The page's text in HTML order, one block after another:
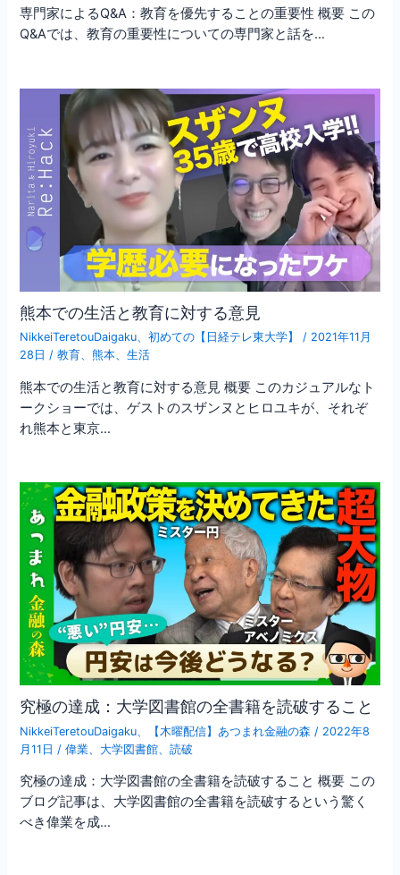
専門家によるQ&A：教育を優先することの重要性 概要 この
Q&Aでは、教育の重要性についての専門家と話を…
熊本での生活と教育に対する意見
NikkeiTeretouDaigaku、初めての【日経テレ東大学】 / 2021年11月
28日 /教育、熊本、生活
熊本での生活と教育に対する意見 概要 このカジュアルなト
ークショーでは、ゲストのスザンヌとヒロユキが、それぞ
れ熊本と東京…
究極の達成：大学図書館の全書籍を読破すること
NikkeiTeretouDaigaku 【木曜配信】あつまれ金融の森 / 2022年8
月11日 /偉業 大学図書館 、読破
究極の達成：大学図書館の全書籍を読破すること 概要 この
ブログ記事は、大学図書館の全書籍を読破するという驚く
べき偉業を成…